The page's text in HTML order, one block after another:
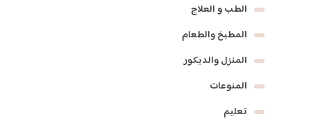
الطب و العلاج
المطبخ والطعام
المنزل والديكور
المنوعات
تعليم